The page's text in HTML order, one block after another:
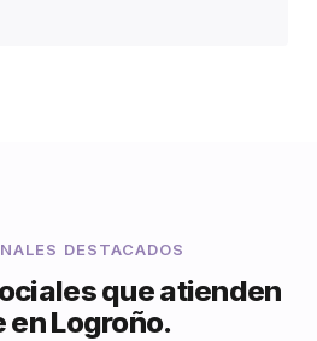
DESTACADOS
que atienden
en Logroño.